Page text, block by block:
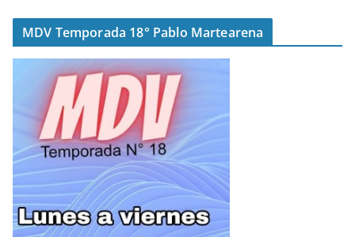
MDV Temporada 18° Pablo Martearena